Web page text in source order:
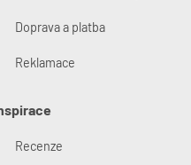
Doprava a platba
Reklamace
Recenze